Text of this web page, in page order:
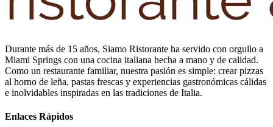
Durante más de 15 años, Siamo Ristorante ha servido con orgullo a
Miami Springs con una cocina italiana hecha a mano y de calidad.
Como un restaurante familiar, nuestra pasión es simple: crear pizzas
al horno de leña, pastas frescas y experiencias gastronómicas cálidas
e inolvidables inspiradas en las tradiciones de Italia.
Enlaces Rápidos